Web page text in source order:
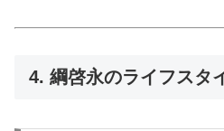
4. 綱啓永のライフスタ